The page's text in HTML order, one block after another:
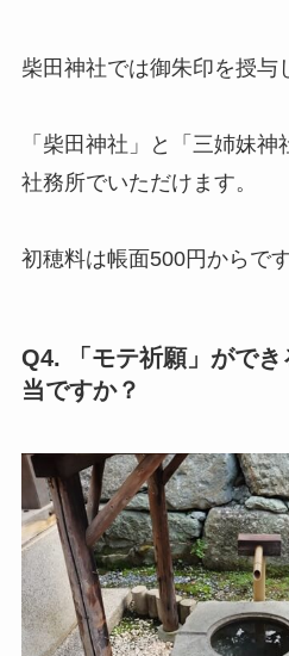
柴田神社では御朱印を授与
「柴田神社」と「三姉妹神
社務所でいただけます。
初穂料は帳面500円からです
Q4. 「モテ祈願」がで
当ですか？